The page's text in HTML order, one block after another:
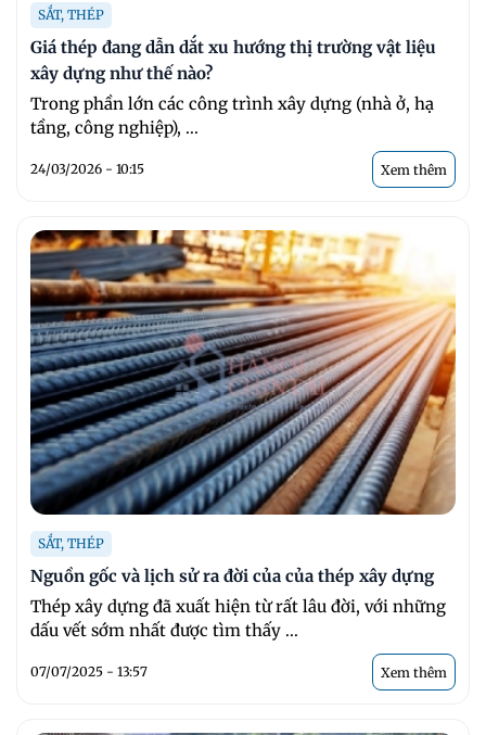
SẮT, THÉP
Giá thép đang dẫn dắt xu hướng thị trường vật liệu
xây dựng như thế nào?
Trong phần lớn các công trình xây dựng (nhà ở, hạ
tầng, công nghiệp), ...
24/03/2026 - 10:15 Xem thêm
SẮT, THÉP
Nguồn gốc và lịch sử ra đời của của thép xây dựng
Thép xây dựng đã xuất hiện từ rất lâu đời, với những
dấu vết sớm nhất được tìm thấy ...
07/07/2025 - 13:57 Xem thêm